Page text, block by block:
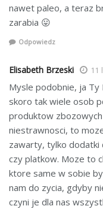
nawet paleo, a teraz
zarabia 😛
Odpowiedz
Elisabeth Brzeski 11
Mysle podobnie, ja
skoro tak wiele osob
produktow
niestrawnosci, to
zawarty, tylko dodatki
czy platkow. Moze to
ktore same w sobie
nam do zycia, gdyby
czyni je dla nas